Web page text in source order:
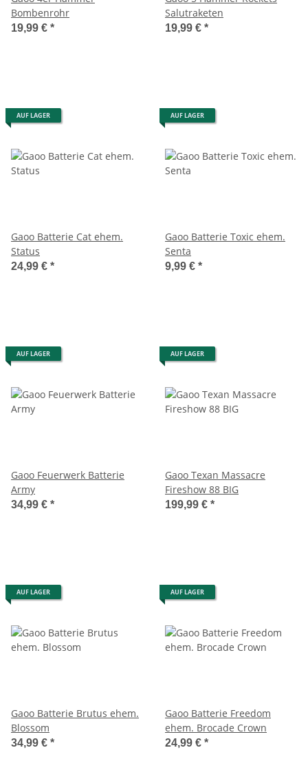
Bombenrohr
19,99 € *
Salutraketen
19,99 € *
AUF LAGER
Gaoo Batterie Cat ehem.
Status
24,99 € *
AUF LAGER
Gaoo Batterie Toxic ehem.
Senta
9,99 € *
AUF LAGER
Gaoo Feuerwerk Batterie
Army
34,99 € *
AUF LAGER
Gaoo Texan Massacre
Fireshow 88 BIG
199,99 € *
AUF LAGER
Gaoo Batterie Brutus ehem.
Blossom
34,99 € *
AUF LAGER
Gaoo Batterie Freedom
ehem. Brocade Crown
24,99 € *